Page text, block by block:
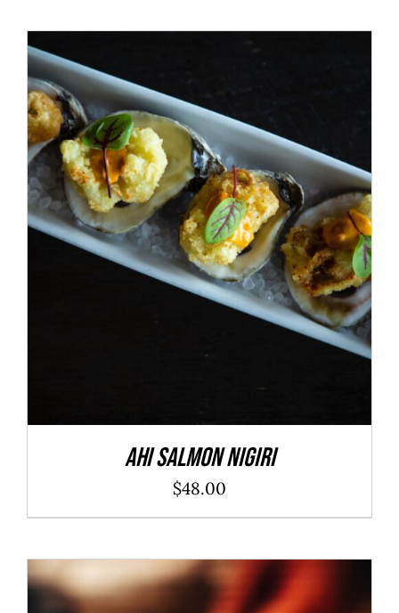
ADD TO CART / DÉTAILS
Ahi Salmon Nigiri
$48.00